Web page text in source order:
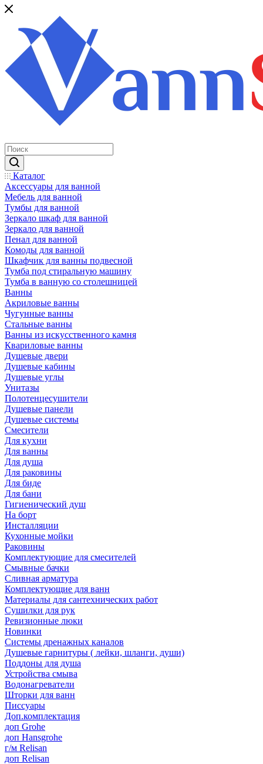
Каталог
Аксессуары для ванной
Мебель для ванной
Тумбы для ванной
Зеркало шкаф для ванной
Зеркало для ванной
Пенал для ванной
Комоды для ванной
Шкафчик для ванны подвесной
Тумба под стиральную машину
Тумба в ванную со столешницей
Ванны
Акриловые ванны
Чугунные ванны
Стальные ванны
Ванны из искусственного камня
Квариловые ванны
Душевые двери
Душевые кабины
Душевые углы
Унитазы
Полотенцесушители
Душевые панели
Душевые системы
Смесители
Для кухни
Для ванны
Для душа
Для раковины
Для биде
Для бани
Гигиенический душ
На борт
Инсталляции
Кухонные мойки
Раковины
Комплектующие для смесителей
Смывные бачки
Сливная арматура
Комплектующие для ванн
Материалы для сантехнических работ
Сушилки для рук
Ревизионные люки
Новинки
Системы дренажных каналов
Душевые гарнитуры ( лейки, шланги, души)
Поддоны для душа
Устройства смыва
Водонагреватели
Шторки для ванн
Писсуары
Доп.комплектация
доп Grohe
доп Hansgrohe
г/м Relisan
доп Relisan